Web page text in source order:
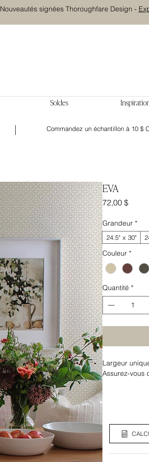
Nouveautés signées Thoroughfare Design -
Soldes
Commandez un échantillon à 10 $
EVA
72,00 $Prix
Grandeur *
24.5" x 30"
Couleur *
Quantité *
Largeur
Assurez-vous